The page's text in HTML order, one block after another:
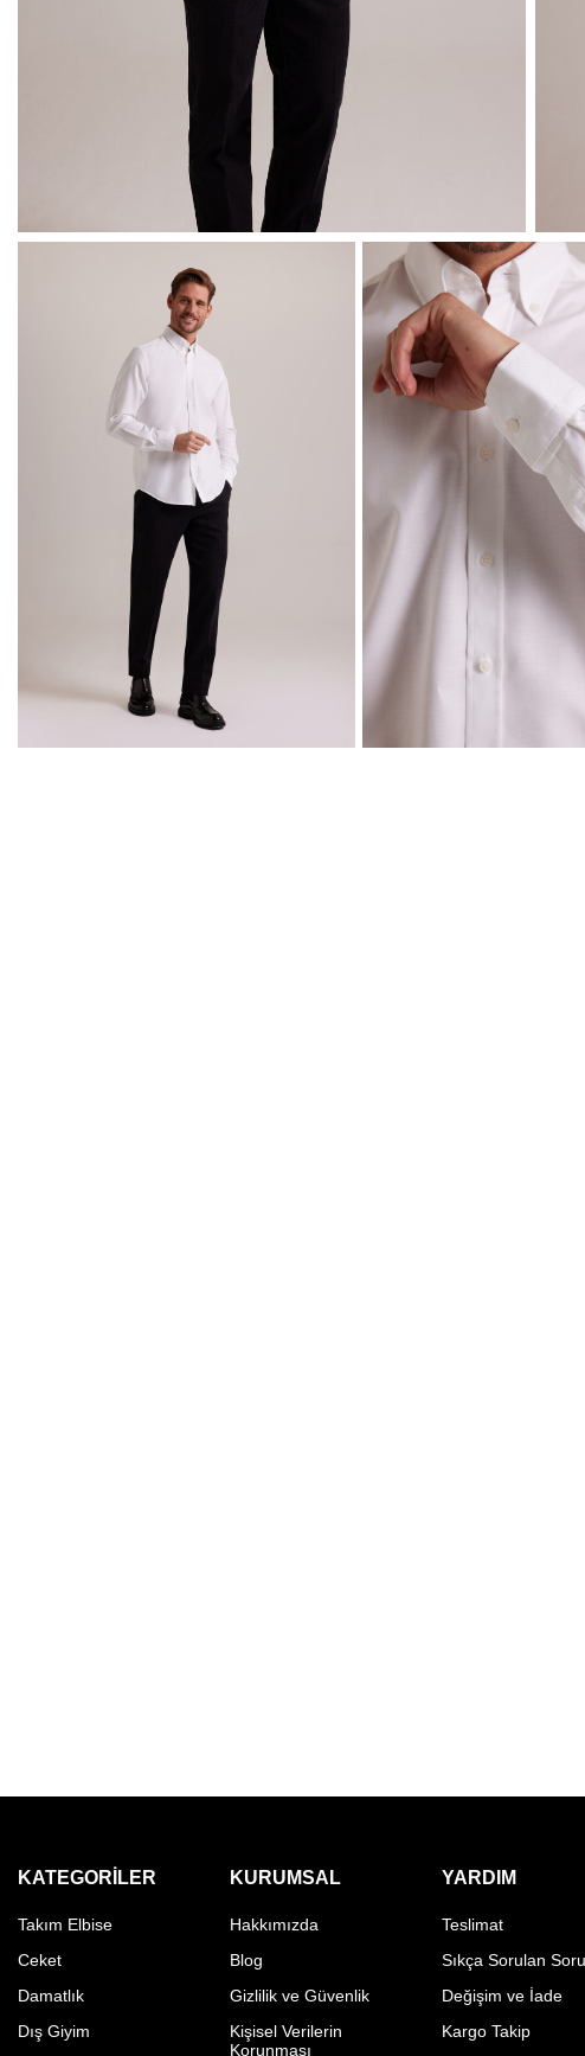
KATEGORILER
Takım Elbise
Ceket
Damatlık
Dış Giyim
KURUMSAL
Hakkımızda
Blog
Gizlilik ve Güvenlik
Kişisel Verilerin
Korunması
YARDIM
Teslimat
Sıkça Sorulan
Değişim ve İade
Kargo Takip